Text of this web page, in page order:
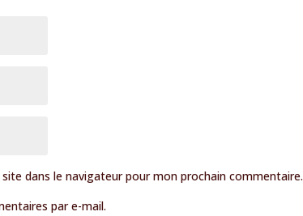
dans le navigateur pour mon prochain commentaire.
par e-mail.